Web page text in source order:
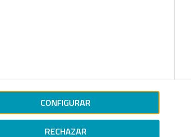
CONFIGURAR
RECHAZAR